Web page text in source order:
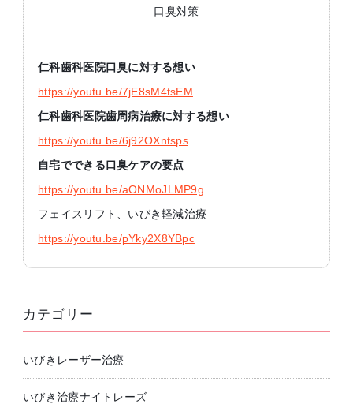
口臭対策
仁科歯科医院口臭に対する想い
https://youtu.be/7jE8sM4tsEM
仁科歯科医院歯周病治療に対する想い
https://youtu.be/6j92OXntsps
自宅でできる口臭ケアの要点
https://youtu.be/aONMoJLMP9g
フェイスリフト、いびき軽減治療
https://youtu.be/pYky2X8YBpc
カテゴリー
いびきレーザー治療
いびき治療ナイトレーズ